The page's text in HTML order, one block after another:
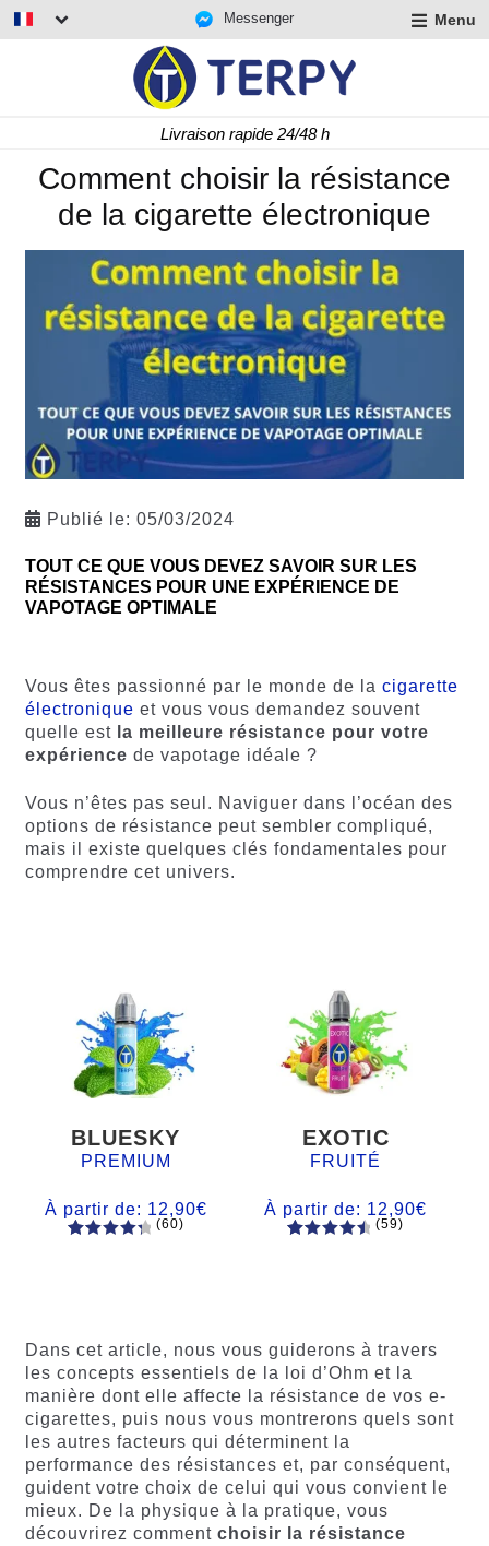
Messenger Menu
Livraison rapide 24/48 h
Comment choisir la résistance
de la cigarette électronique
Publié le: 05/03/2024
TOUT CE QUE VOUS DEVEZ SAVOIR SUR LES
RÉSISTANCES POUR UNE EXPÉRIENCE DE
VAPOTAGE OPTIMALE
Vous êtes passionné par le monde de la cigarette
électronique et vous vous demandez souvent
quelle est la meilleure résistance pour votre
expérience de vapotage idéale ?
Vous n’êtes pas seul. Naviguer dans l’océan des
options de résistance peut sembler compliqué,
mais il existe quelques clés fondamentales pour
comprendre cet univers.
BLUESKY
PREMIUM
À partir de: 12,90€
notations
client
(60)
EXOTIC
FRUITÉ
À partir de: 12,90€
client
(59)
Dans cet article, nous vous guiderons à travers
les concepts essentiels de la loi d’Ohm et la
manière dont elle affecte la résistance de vos e-
cigarettes, puis nous vous montrerons quels sont
les autres facteurs qui déterminent la
performance des résistances et, par conséquent,
guident votre choix de celui qui vous convient le
mieux. De la physique à la pratique, vous
découvrirez comment choisir la résistance